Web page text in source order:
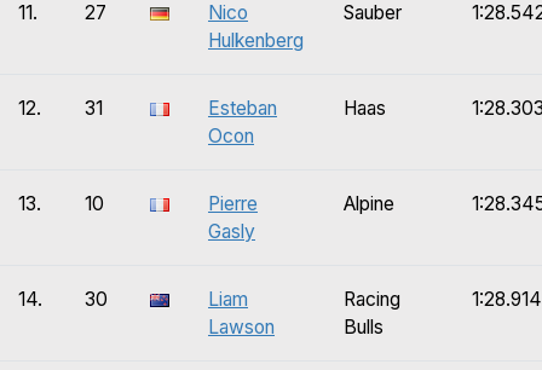
11. 27
Nico
Hulkenberg
Sauber
12. 31
Esteban
Ocon
Haas
13. 10
Pierre
Gasly
Alpine
14. 30
Liam
Lawson
Racing
Bulls
1:28.914